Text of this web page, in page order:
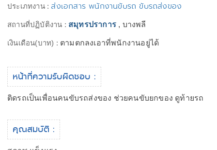
ประเภทงาน :ส่งเอกสาร พนักงานขับรถ ขับรถส่งของ
สถานที่ปฏิบัติงาน : สมุทรปราการ , บางพลี
เงินเดือน(บาท) : ตามตกลงเอาที่พนักงานอยู่ได้
หน้าที่ความรับผิดชอบ :
ติดรถเป็นเพื่อนคนขับรถส่งของ ช่วยคนขับยกของ ดูท้ายรถ
คุณสมบัติ :